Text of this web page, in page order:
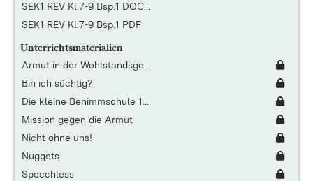
SEK1 REV Kl.7-9 Bsp.1 DOC...
SEK1 REV Kl.7-9 Bsp.1 PDF
Unterrichtsmaterialien
Armut in der Wohlstandsge...
Bin ich süchtig?
Die kleine Benimmschule 1...
Mission gegen die Armut
Nicht ohne uns!
Nuggets
Speechless